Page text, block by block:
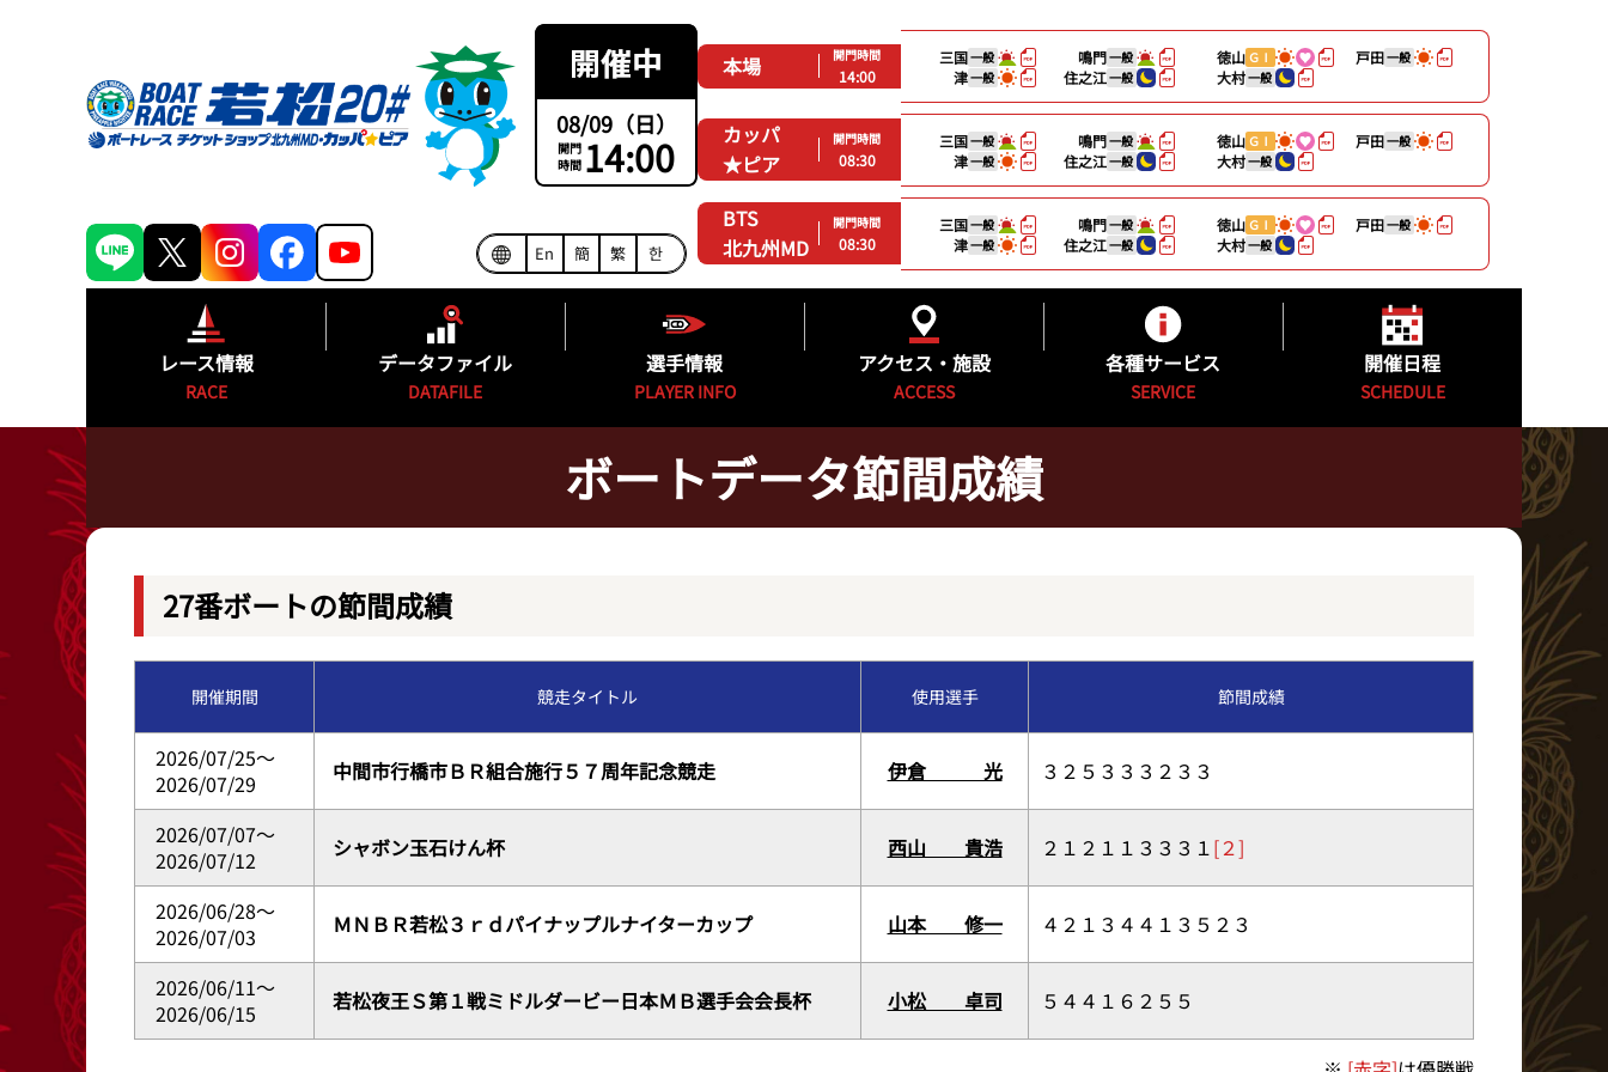
本場 開門時間
14:00
三国一般 鳴門一般 徳山 ＧⅠ 戸田一般
津一般 住之江一般 大村一般
カッパ
★ピア
開門時間
08:30
三国一般 鳴門一般 徳山 ＧⅠ 戸田一般
津一般 住之江一般 大村一般
BTS
北九州MD
開門時間
08:30
三国一般 鳴門一般 徳山 ＧⅠ 戸田一般
津一般 住之江一般 大村一般
08/09（日）
開門
時間 14:00
En 簡 繁 한
レース情報
RACE
出場予定選手一覧
レース結果
モーター抽選結果・前検タイムランキング
得点率ランキング
進入コース別選手成績
データファイル
DATAFILE
ボートランキング
出目データ
選手情報
PLAYER INFO
福岡支部選手一覧
フレッシュルーキー&新人紹介
アクセス・施設
ACCESS
施設紹介
無料バス時刻表
外向発売所カッパ★ピア
各種サービス
SERVICE
公式YouTube配信番組表
開催日程
SCHEDULE
カッパ★ピア発売日程表
ボートデータ節間成績
27番ボートの節間成績
開催期間 競走タイトル 使用選手 節間成績
2026/07/25～
2026/07/29
中間市行橋市ＢＲ組合施行５７周年記念競走 伊倉 光 ３２５３３３２３３
2026/07/07～
2026/07/12
シャボン玉石けん杯 西山 貴浩 ２１２１１３３３１[２]
2026/06/28～
2026/07/03
ＭＮＢＲ若松３ｒｄパイナップルナイターカップ 山本 修一 ４２１３４４１３５２３
2026/06/11～
2026/06/15
若松夜王Ｓ第１戦ミドルダービー日本ＭＢ選手会会長杯 小松 卓司 ５４４１６２５５